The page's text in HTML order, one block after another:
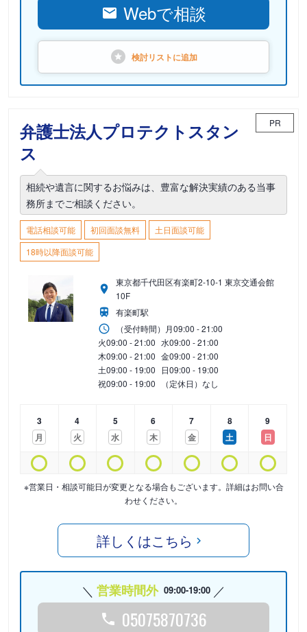
Webで相談
検討リストに追加
弁護士法人プロテクトスタン
ス
PR
相続や遺言に関するお悩みは、豊富な解決実績のある当事
務所までご相談ください。
電話相談可能 初回面談無料
土日面談可能
18時以降面談可能
東京都千代田区有楽町2-10-1 東京交通会館
10F
有楽町駅
（受付時間） 月09:00 - 21:00
火09:00 - 21:00 水09:00 - 21:00
木09:00 - 21:00 金09:00 - 21:00
土09:00 - 19:00 日09:00 - 19:00
祝09:00 - 19:00 （定休日）なし
3
月
4
火
5
水
6
木
7
金
8
土
9
日
※営業日・相談可能日が変更となる場合もございます。詳細はお問い合
わせください。
詳しくはこちら
営業時間外 09:00-19:00
05075870736